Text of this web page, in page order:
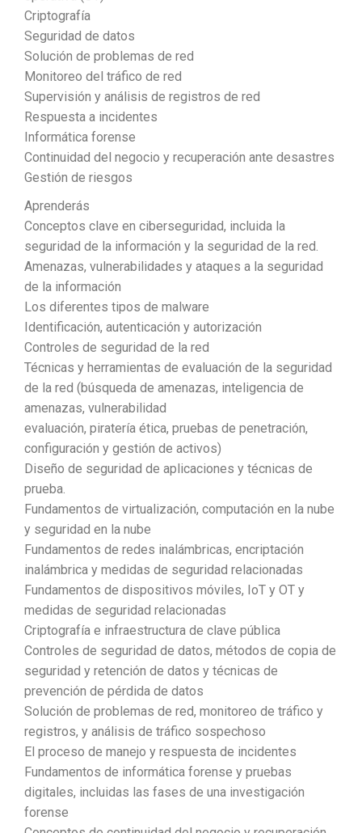
Criptografía
Seguridad de datos
Solución de problemas de red
Monitoreo del tráfico de red
Supervisión y análisis de registros de red
Respuesta a incidentes
Informática forense
Continuidad del negocio y recuperación ante desastres
Gestión de riesgos
Aprenderás
Conceptos clave en ciberseguridad, incluida la
seguridad de la información y la seguridad de la red.
Amenazas, vulnerabilidades y ataques a la seguridad
de la información
Los diferentes tipos de malware
Identificación, autenticación y autorización
Controles de seguridad de la red
Técnicas y herramientas de evaluación de la seguridad
de la red (búsqueda de amenazas, inteligencia de
amenazas, vulnerabilidad
evaluación, piratería ética, pruebas de penetración,
configuración y gestión de activos)
Diseño de seguridad de aplicaciones y técnicas de
prueba.
Fundamentos de virtualización, computación en la nube
y seguridad en la nube
Fundamentos de redes inalámbricas, encriptación
inalámbrica y medidas de seguridad relacionadas
Fundamentos de dispositivos móviles, IoT y OT y
medidas de seguridad relacionadas
Criptografía e infraestructura de clave pública
Controles de seguridad de datos, métodos de copia de
seguridad y retención de datos y técnicas de
prevención de pérdida de datos
Solución de problemas de red, monitoreo de tráfico y
registros, y análisis de tráfico sospechoso
El proceso de manejo y respuesta de incidentes
Fundamentos de informática forense y pruebas
digitales, incluidas las fases de una investigación
forense